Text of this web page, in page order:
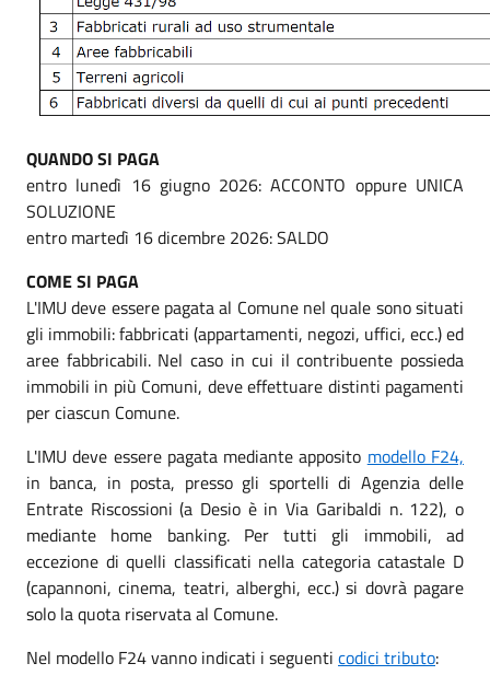
QUANDO SI PAGA
entro lunedì 16 giugno 2026: ACCONTO oppure UNICA
SOLUZIONE
entro martedì 16 dicembre 2026: SALDO
COME SI PAGA
L'IMU deve essere pagata al Comune nel quale sono situati
gli immobili: fabbricati (appartamenti, negozi, uffici, ecc.) ed
aree fabbricabili. Nel caso in cui il contribuente possieda
immobili in più Comuni, deve effettuare distinti pagamenti
per ciascun Comune.
L'IMU deve essere pagata mediante apposito modello F24,
in banca, in posta, presso gli sportelli di Agenzia delle
Entrate Riscossioni (a Desio è in Via Garibaldi n. 122), o
mediante home banking. Per tutti gli immobili, ad
eccezione di quelli classificati nella categoria catastale D
(capannoni, cinema, teatri, alberghi, ecc.) si dovrà pagare
solo la quota riservata al Comune.
Nel modello F24 vanno indicati i seguenti codici tributo: